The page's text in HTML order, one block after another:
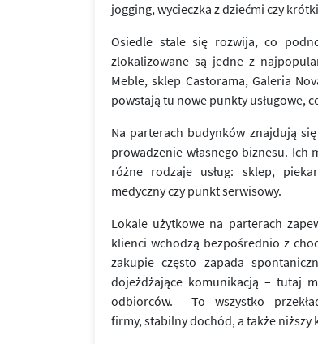
jogging, wycieczka z dziećmi czy
Osiedle stale się rozwija, co
zlokalizowane są jedne z
Meble, sklep Castorama, Galeria
powstają tu nowe punkty usługowe,
Na parterach budynków znajdują
prowadzenie własnego biznesu. Ich
różne rodzaje usług: sklep,
medyczny czy punkt serwisowy.
Lokale użytkowe na parterach
klienci wchodzą bezpośrednio z
zakupie często zapada
dojeżdżające komunikacją – tutaj
odbiorców. To wszystko
firmy, stabilny dochód, a także niższy